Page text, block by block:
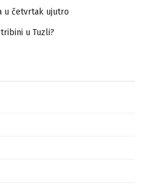
u četvrtak ujutro
u Tuzli?